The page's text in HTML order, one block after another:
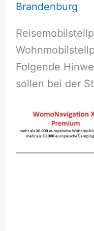
Brandenburg
Folgende
sollen bei der